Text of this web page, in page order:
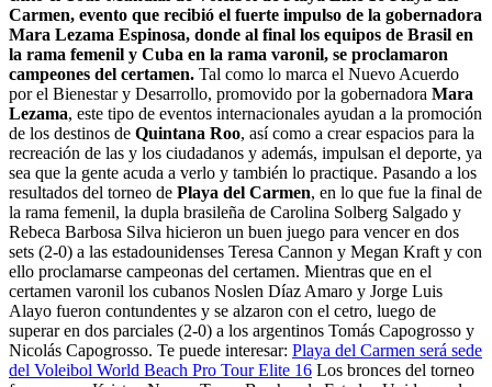
Carmen, evento que recibió el fuerte impulso de la gobernadora
Mara Lezama Espinosa, donde al final los equipos de Brasil en
la rama femenil y Cuba en la rama varonil, se proclamaron
campeones del certamen. Tal como lo marca el Nuevo Acuerdo
por el Bienestar y Desarrollo, promovido por la gobernadora Mara
Lezama, este tipo de eventos internacionales ayudan a la promoción
de los destinos de Quintana Roo, así como a crear espacios para la
recreación de las y los ciudadanos y además, impulsan el deporte, ya
sea que la gente acuda a verlo y también lo practique. Pasando a los
resultados del torneo de Playa del Carmen, en lo que fue la final de
la rama femenil, la dupla brasileña de Carolina Solberg Salgado y
Rebeca Barbosa Silva hicieron un buen juego para vencer en dos
sets (2-0) a las estadounidenses Teresa Cannon y Megan Kraft y con
ello proclamarse campeonas del certamen. Mientras que en el
certamen varonil los cubanos Noslen Díaz Amaro y Jorge Luis
Alayo fueron contundentes y se alzaron con el cetro, luego de
superar en dos parciales (2-0) a los argentinos Tomás Capogrosso y
Nicolás Capogrosso. Te puede interesar: Playa del Carmen será sede
del Voleibol World Beach Pro Tour Elite 16 Los bronces del torneo